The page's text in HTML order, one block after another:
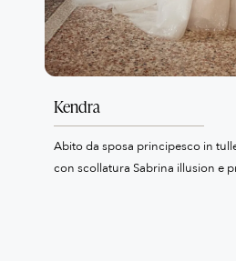
Kendra
Abito da sposa principesco in
con scollatura Sabrina illusion e